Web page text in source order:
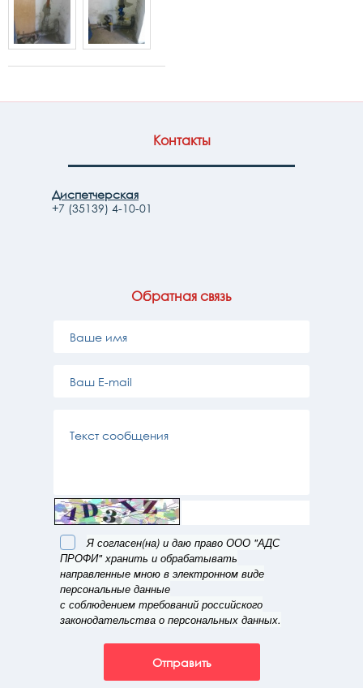
Контакты
Диспетчерская
+7 (35139) 4-10-01
Обратная связь
Я согласен(на) и даю право ООО "АДС
ПРОФИ" хранить и обрабатывать
направленные мною в электронном виде
персональные данные
с соблюдением требований российского
законодательства о персональных данных.
Отправить